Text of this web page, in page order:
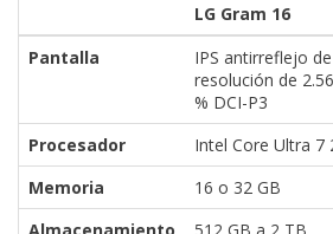
LG Gram 16
Pantalla
IPS antirreflejo
resolución de
% DCI-P3
Procesador
Intel Core Ultra 7
Memoria
16 o 32 GB
Almacenamiento
512 GB a 2 TB